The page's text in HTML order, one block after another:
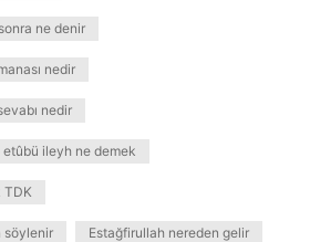
ne denir
nedir
nedir
ileyh ne demek
TDK
söylenir Estağfirullah nereden gelir